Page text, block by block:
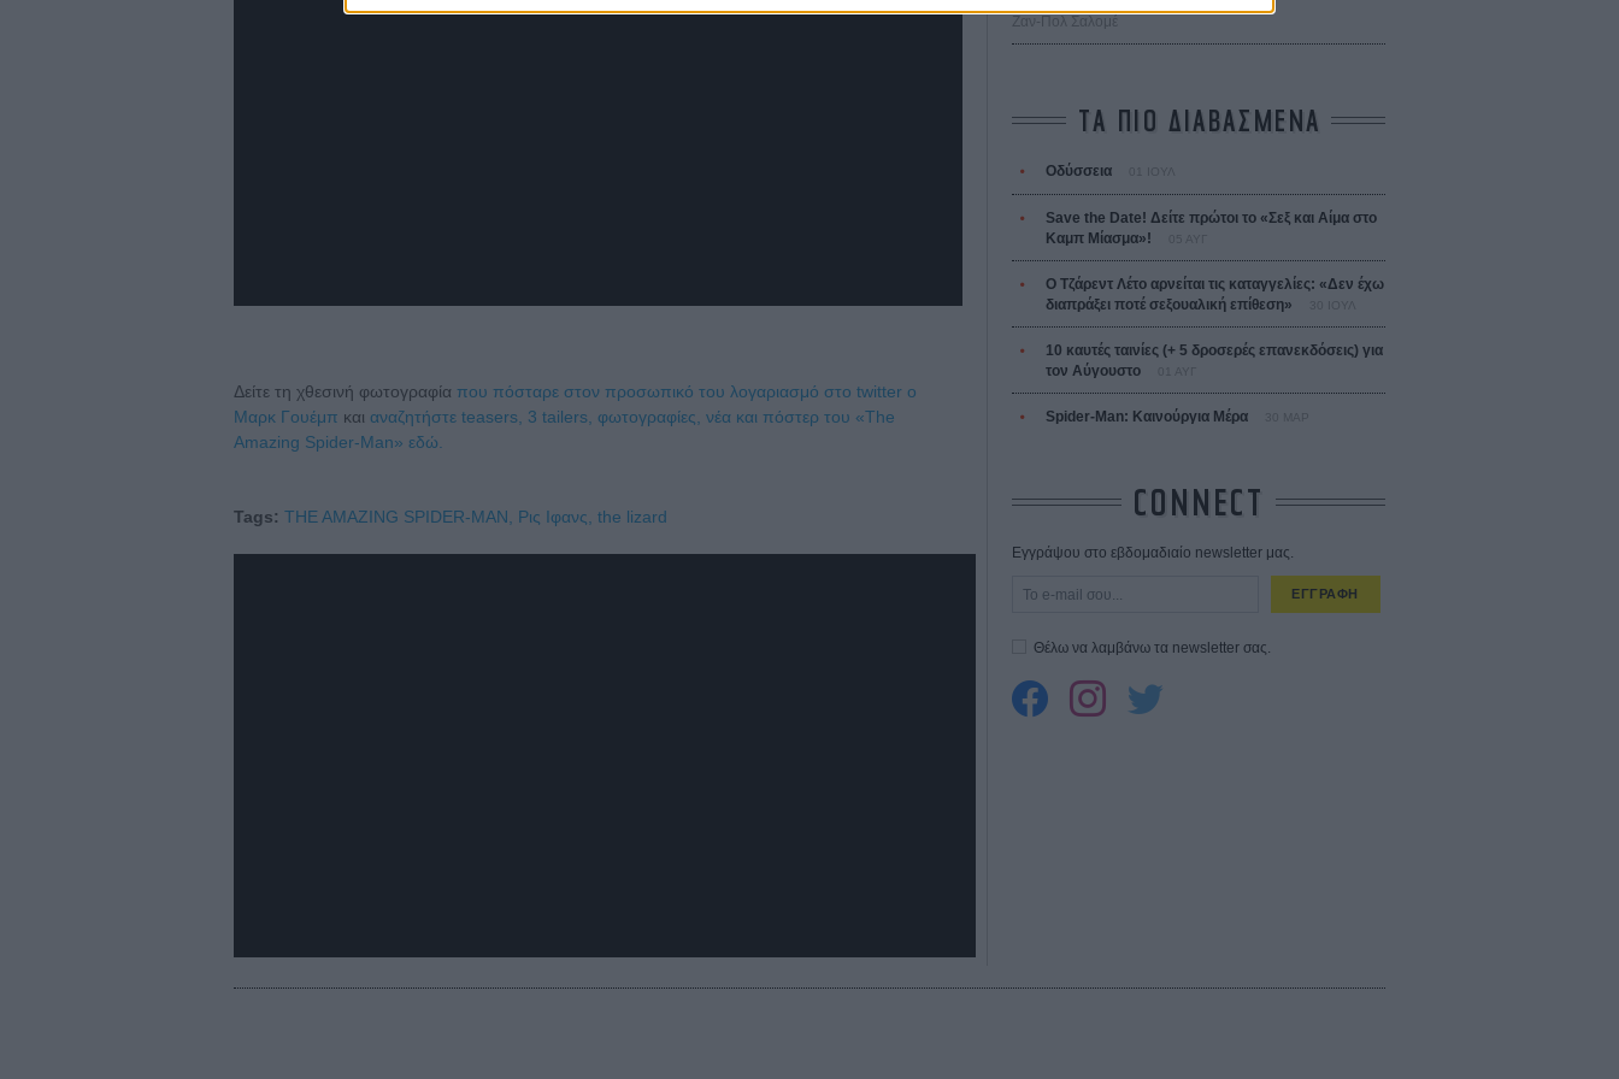
Δείτε τη χθεσινή φωτογραφία που πόσταρε στον προσωπικό του λογαριασμό στο twitter o
Μαρκ Γουέμπ και αναζητήστε teasers, 3 tailers, φωτογραφίες, νέα και πόστερ του «The
Amazing Spider-Man» εδώ.
Tags: THE AMAZING SPIDER-MAN, Ρις Ιφανς, the lizard
Ζαν-Πολ Σαλομέ
ΤΑ ΠΙΟ ΔΙΑΒΑΣΜΕΝΑ
Οδύσσεια
Save the Date! Δείτε πρώτοι το «Σεξ και Αίμα στο
Καμπ Μίασμα»!
Ο Τζάρεντ Λέτο αρνείται τις καταγγελίες: «Δεν έχω
διαπράξει ποτέ σεξουαλική επίθεση»
10 καυτές ταινίες (+ 5 δροσερές επανεκδόσεις) για
τον Αύγουστο
Spider-Man: Καινούργια Μέρα 30 ΜΑΡ
CONNECT
Εγγράψου στο εβδομαδιαίο newsletter μας.
ΕΓΓΡΑΦΗ
Θέλω να λαμβάνω τα newsletter σας.